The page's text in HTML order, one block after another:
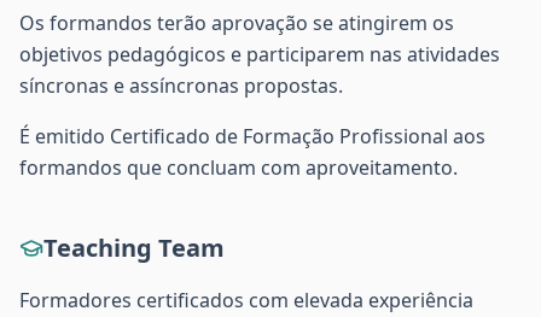
Os formandos terão aprovação se atingirem os
objetivos pedagógicos e participarem nas atividades
síncronas e assíncronas propostas.
É emitido Certificado de Formação Profissional aos
formandos que concluam com aproveitamento.
Teaching Team
Formadores certificados com elevada experiência